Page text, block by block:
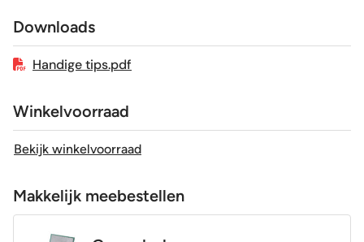
Geschikt voor vloerverwarming
Downloads
Handige tips.pdf
Winkelvoorraad
Bekijk winkelvoorraad
Makkelijk meebestellen